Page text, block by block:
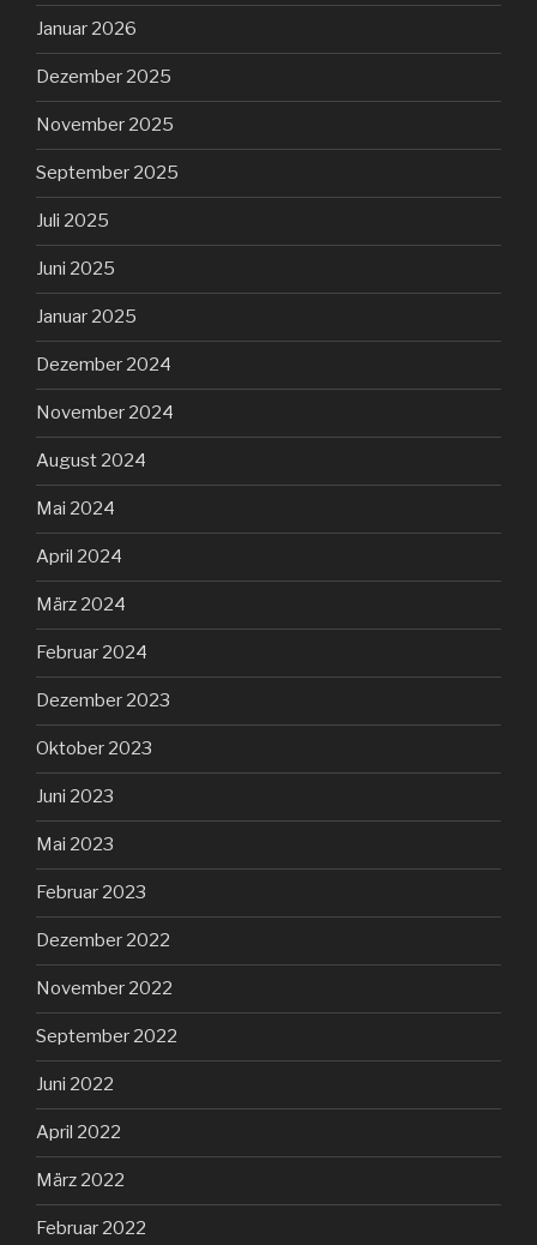
Januar 2026
Dezember 2025
November 2025
September 2025
Juli 2025
Juni 2025
Januar 2025
Dezember 2024
November 2024
August 2024
Mai 2024
April 2024
März 2024
Februar 2024
Dezember 2023
Oktober 2023
Juni 2023
Mai 2023
Februar 2023
Dezember 2022
November 2022
September 2022
Juni 2022
April 2022
März 2022
Februar 2022